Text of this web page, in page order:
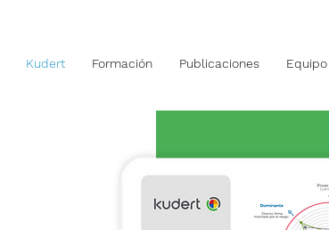
Kudert Formación Publicaciones Equipo